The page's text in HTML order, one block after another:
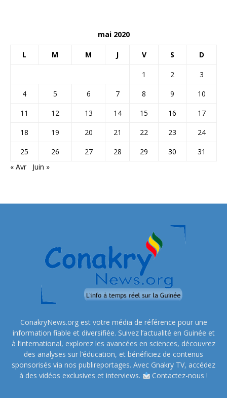
mai 2020
L M M J V S D
1 2
3
4
5 6 7 8 9
10
11
12 13 14 15 16
17
18
19 20 21 22 23
24
25
26 27 28 29 30
31
« Avr
Juin »
ConakryNews.org est votre média de référence pour une
information fiable et diversifiée. Suivez l’actualité en Guinée et
à l’international, explorez les avancées en sciences, découvrez
des analyses sur l’éducation, et bénéficiez de contenus
sponsorisés via nos publireportages. Avec Gnakry TV, accédez
à des vidéos exclusives et interviews.
Contactez-nous !